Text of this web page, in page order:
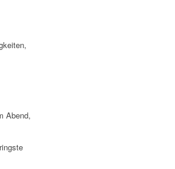
Abend,